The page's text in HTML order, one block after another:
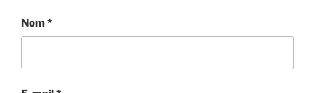
Nom*